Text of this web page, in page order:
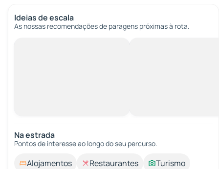
Ideias de escala
As nossas recomendações de paragens próximas à rota.
Na estrada
Pontos de interesse ao longo do seu percurso.
Alojamentos Restaurantes
Turismo